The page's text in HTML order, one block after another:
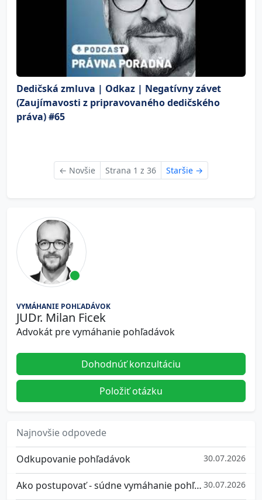
Dedičská zmluva | Odkaz | Negatívny závet
(Zaujímavosti z pripravovaného dedičského
práva) #65
← Novšie Strana 1 z 36 Staršie →
VYMÁHANIE POHĽADÁVOK
JUDr. Milan Ficek
Advokát pre vymáhanie pohľadávok
Dohodnúť konzultáciu
Položiť otázku
Najnovšie odpovede
Odkupovanie pohľadávok 30.07.2026
Ako postupovať - súdne vymáhanie pohľadávok 30.07.2026